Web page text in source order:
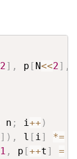
2] , p [ N<<2] ,
n ; i++ )
] ) , l [ i] *=
1 , p [++t ] =